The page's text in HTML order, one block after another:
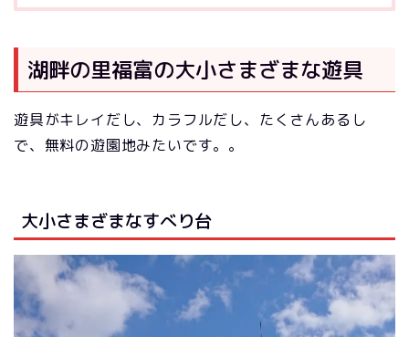
湖畔の里福富の大小さまざまな遊具
遊具がキレイだし、カラフルだし、たくさんあるし
で、無料の遊園地みたいです。。
大小さまざまなすべり台